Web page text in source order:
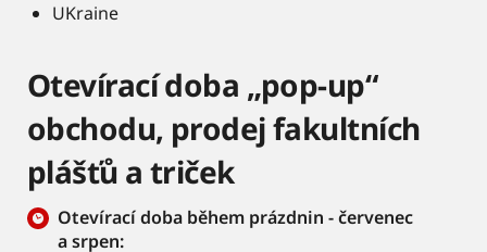
UKraine
Otevírací doba „pop-up“
obchodu, prodej fakultních
plášťů a triček
Otevírací doba během prázdnin - červenec
a srpen: